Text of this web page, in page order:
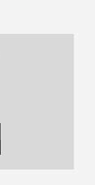
Kontakt